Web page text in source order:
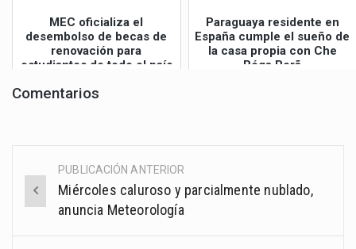
MEC oficializa el
desembolso de becas de
renovación para
estudiantes de todo el país
Paraguaya residente en
España cumple el sueño de
la casa propia con Che
Róga Porã
Comentarios
Post
navigation
PUBLICACIÓN ANTERIOR
Miércoles caluroso y parcialmente nublado,
anuncia Meteorología